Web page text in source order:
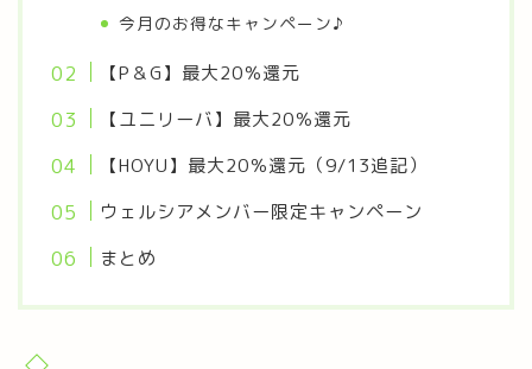
今月のお得なキャンペーン♪
【P＆G】最大20％還元
【ユニリーバ】最大20％還元
【HOYU】最大20％還元（9/13追記）
ウェルシアメンバー限定キャンペーン
まとめ